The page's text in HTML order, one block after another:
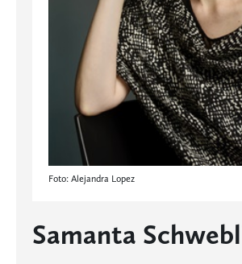
Foto: Alejandra Lopez
Samanta